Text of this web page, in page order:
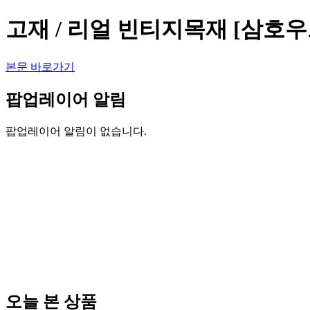
고재 / 리얼 빈티지목재 [삼호
본문 바로가기
팝업레이어 알림
팝업레이어 알림이 없습니다.
오늘 본 상품